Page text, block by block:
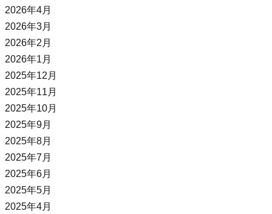
2026年4月
2026年3月
2026年2月
2026年1月
2025年12月
2025年11月
2025年10月
2025年9月
2025年8月
2025年7月
2025年6月
2025年5月
2025年4月